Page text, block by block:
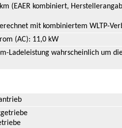
(EAER kombiniert,
mit kombiniertem WLTP-
(AC): 11,0 kW
Ladeleistung wahrscheinlich um